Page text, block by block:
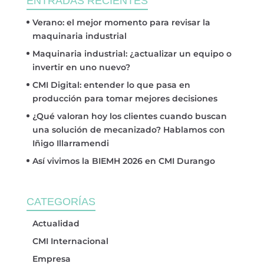
Verano: el mejor momento para revisar la
maquinaria industrial
Maquinaria industrial: ¿actualizar un equipo o
invertir en uno nuevo?
CMI Digital: entender lo que pasa en
producción para tomar mejores decisiones
¿Qué valoran hoy los clientes cuando buscan
una solución de mecanizado? Hablamos con
Iñigo Illarramendi
Así vivimos la BIEMH 2026 en CMI Durango
CATEGORÍAS
Actualidad
CMI Internacional
Empresa